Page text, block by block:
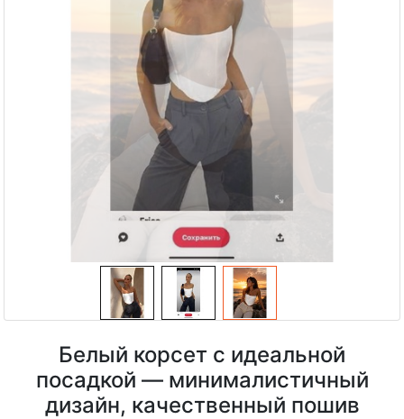
Белый корсет с идеальной
посадкой — минималистичный
дизайн, качественный пошив